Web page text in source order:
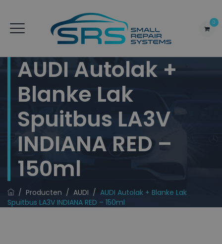
0
AUDI Autolak +
Blanke Lak
Spuitbus LA3V
INDIANA RED –
150ml
/ Producten / AUDI / AUDI Autolak + Blanke Lak
Spuitbus LA3V INDIANA RED – 150ml